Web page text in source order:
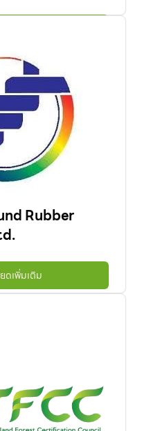
Rubber
ดเพิ่มเติม